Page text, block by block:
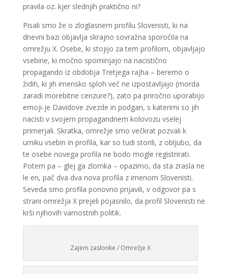
pravila oz. kjer slednjih praktično ni?
Pisali smo že o zloglasnem profilu Slovenisti, ki na
dnevni bazi objavlja skrajno sovražna sporočila na
omrežju X. Osebe, ki stojijo za tem profilom, objavljajo
vsebine, ki močno spominjajo na nacistično
propagando iz obdobja Tretjega rajha – beremo o
židih, ki jih imensko sploh več ne izpostavljajo (morda
zaradi morebitne cenzure?), zato pa priročno uporabijo
emoji-je Davidove zvezde in podgan, s katerimi so jih
nacisti v svojem propagandnem kolovozu vselej
primerjali. Skratka, omrežje smo večkrat pozvali k
umiku vsebin in profila, kar so tudi storili, z obljubo, da
te osebe novega profila ne bodo mogle registrirati.
Potem pa – glej ga zlomka – opazimo, da sta zrasla ne
le en, pač dva dva nova profila z imenom Slovenisti.
Seveda smo profila ponovno prijavili, v odgovor pa s
strani omrežja X prejeli pojasnilo, da profil Slovenisti ne
krši njihovih varnostnih politik.
Zajem zaslonke / Omrežje X